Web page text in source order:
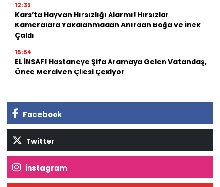
12:35
Kars’ta Hayvan Hırsızlığı Alarmı! Hırsızlar
Kameralara Yakalanmadan Ahırdan Boğa ve İnek
Çaldı
15:54
EL İNSAF! Hastaneye Şifa Aramaya Gelen Vatandaş,
Önce Merdiven Çilesi Çekiyor
Facebook
Twitter
İnstagram